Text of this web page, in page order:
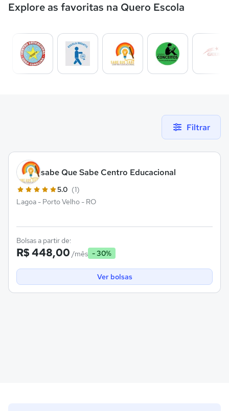
Explore as favoritas na Quero Escola
Filtrar
‎sabe Que Sabe Centro Educacional
5.0 (1)
Lagoa - Porto Velho - RO
Bolsas a partir de:
R$ 448,00 /mês - 30%
Ver bolsas